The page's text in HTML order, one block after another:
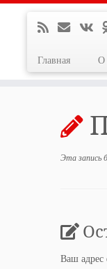
Главная О
Эта запись
Ваш адрес